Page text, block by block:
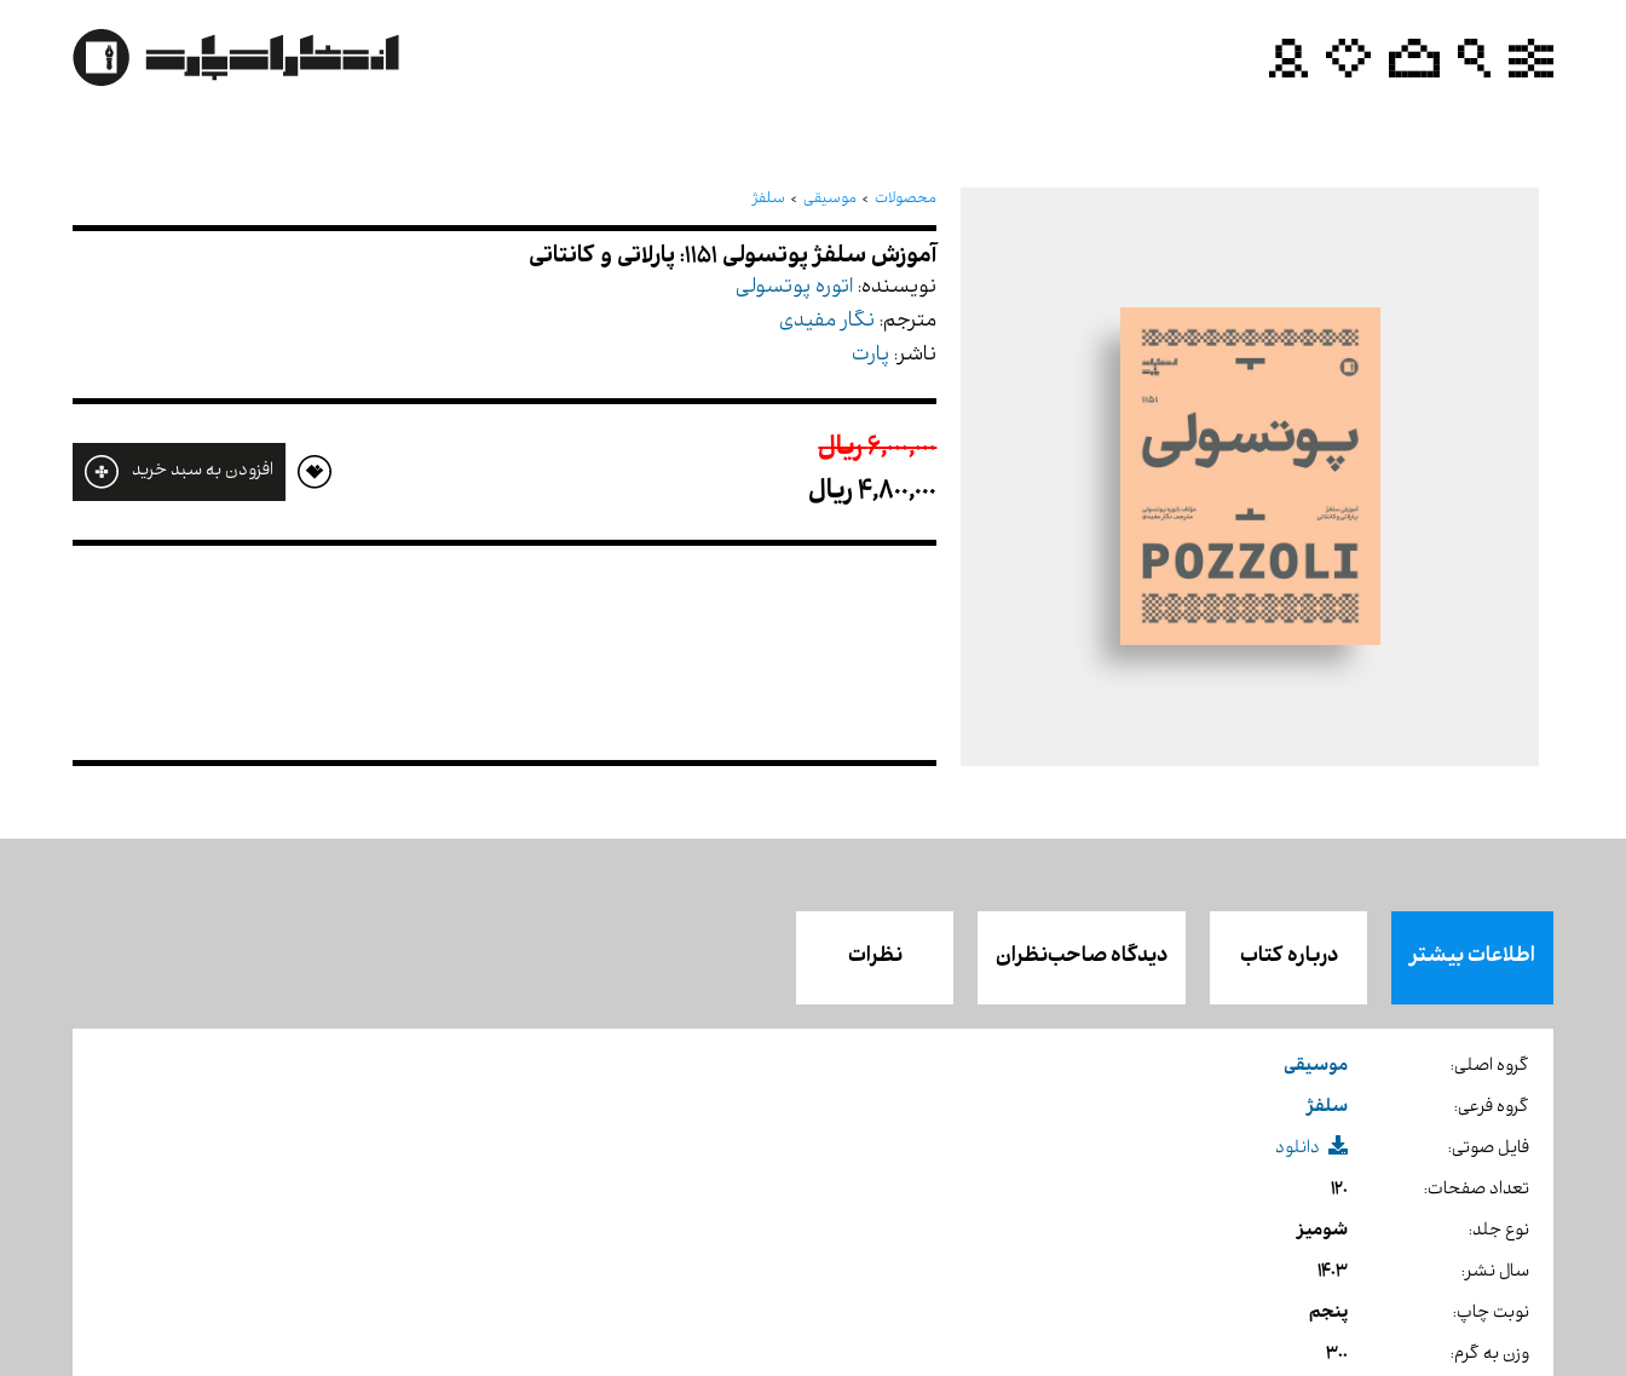
محصولات موسیقی سلفژ
نویسنده: اتوره پوتسولی
مترجم: نگار مفیدی
ناشر: پارت
6,000,000 ريال
4,800,000 ريال
افزودن به سبد خرید
اطلاعات بیشتر درباره کتاب دیدگاه صاحب‌نظران نظرات
گروه اصلی: موسیقی
گروه فرعی: سلفژ
فایل صوتی:
دانلود
تعداد صفحات:
120
نوع جلد: شومیز
سال نشر: 1403
نوبت چاپ: پنجم
وزن به گرم: 300